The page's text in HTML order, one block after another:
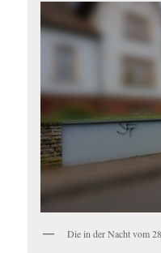
Die in der Nacht vom